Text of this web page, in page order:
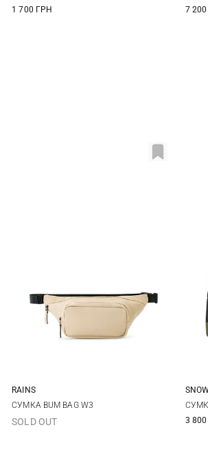
1 700 ГРН
7
One Size
RAINS
СУМКА BUM BAG W3
SOLD OUT
3 800